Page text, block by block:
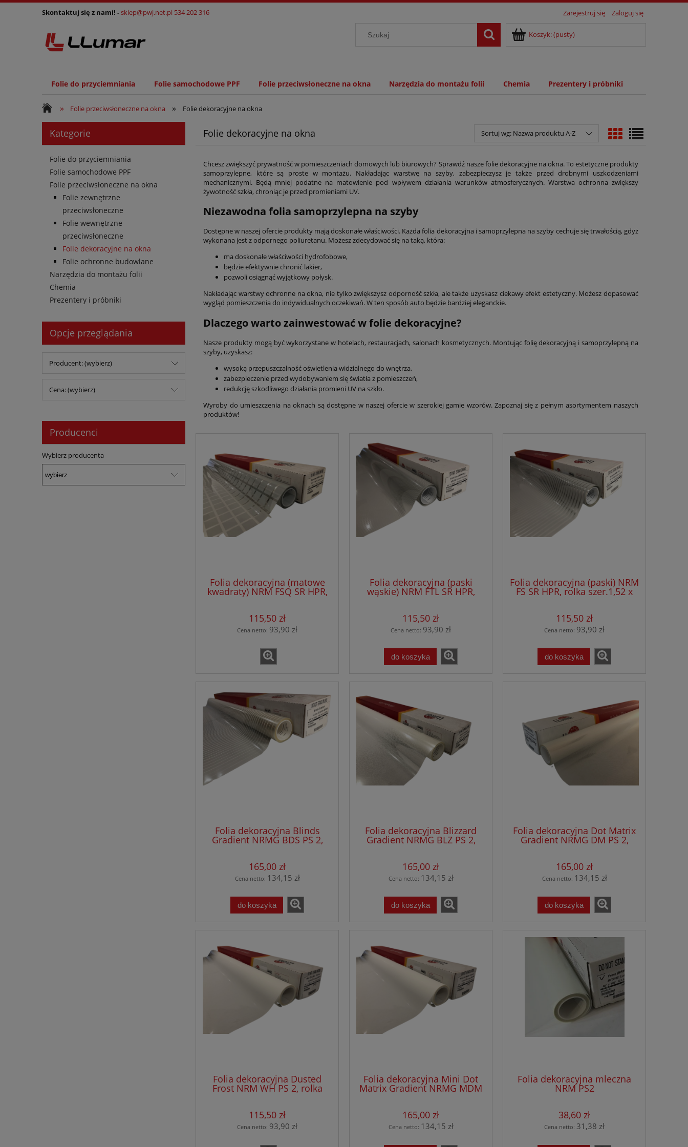
Skontaktuj się z nami! -sklep@pwj.net.pl 534 202 316 Zarejestruj się Zaloguj się
Koszyk:(pusty)
Folie do przyciemniania Folie samochodowe PPF Folie przeciwsłoneczne na okna Narzędzia do montażu folii Chemia Prezentery i próbniki
» Folie przeciwsłoneczne na okna » Folie dekoracyjne na okna
Kategorie
Folie do przyciemniania
Folie samochodowe PPF
Folie przeciwsłoneczne na okna
Folie zewnętrzne
przeciwsłoneczne
Folie wewnętrzne
przeciwsłoneczne
Folie dekoracyjne na okna
Folie ochronne budowlane
Narzędzia do montażu folii
Chemia
Prezentery i próbniki
Opcje przeglądania
Producent: (wybierz)
Cena: (wybierz)
Producenci
Wybierz producenta
Folie dekoracyjne na okna Sortuj wg: Nazwa produktu A-Z
Chcesz zwiększyć prywatność w pomieszczeniach domowych lub biurowych? Sprawdź nasze folie dekoracyjne na okna. To estetyczne produkty
samoprzylepne, które są proste w montażu. Nakładając warstwę na szyby, zabezpieczysz je także przed drobnymi uszkodzeniami
mechanicznymi. Będą mniej podatne na matowienie pod wpływem działania warunków atmosferycznych. Warstwa ochronna zwiększy
żywotność szkła, chroniąc je przed promieniami UV.
Niezawodna folia samoprzylepna na szyby
Dostępne w naszej ofercie produkty mają doskonałe właściwości. Każda folia dekoracyjna i samoprzylepna na szyby cechuje się trwałością, gdyż
wykonana jest z odpornego poliuretanu. Możesz zdecydować się na taką, która:
ma doskonałe właściwości hydrofobowe,
będzie efektywnie chronić lakier,
pozwoli osiągnąć wyjątkowy połysk.
Nakładając warstwy ochronne na okna, nie tylko zwiększysz odporność szkła, ale także uzyskasz ciekawy efekt estetyczny. Możesz dopasować
wygląd pomieszczenia do indywidualnych oczekiwań. W ten sposób auto będzie bardziej eleganckie.
Dlaczego warto zainwestować w folie dekoracyjne?
Nasze produkty mogą być wykorzystane w hotelach, restauracjach, salonach kosmetycznych. Montując folię dekoracyjną i samoprzylepną na
szyby, uzyskasz:
wysoką przepuszczalność oświetlenia widzialnego do wnętrza,
zabezpieczenie przed wydobywaniem się światła z pomieszczeń,
redukcję szkodliwego działania promieni UV na szkło.
Wyroby do umieszczenia na oknach są dostępne w naszej ofercie w szerokiej gamie wzorów. Zapoznaj się z pełnym asortymentem naszych
produktów!
Folia dekoracyjna (matowe
kwadraty) NRM FSQ SR HPR,
rolka szer.1,52 x 30,50 mb
115,50 zł
Cena netto: 93,90 zł
Folia dekoracyjna (paski
wąskie) NRM FTL SR HPR,
rolka szer.1,52 x 30,50 mb
115,50 zł
Cena netto: 93,90 zł
do koszyka
Folia dekoracyjna (paski) NRM
FS SR HPR, rolka szer.1,52 x
115,50 zł
Cena netto: 93,90 zł
do koszyka
Folia dekoracyjna Blinds
Gradient NRMG BDS PS 2,
165,00 zł
Cena netto: 134,15 zł
do koszyka
Folia dekoracyjna Blizzard
Gradient NRMG BLZ PS 2,
165,00 zł
Cena netto: 134,15 zł
do koszyka
Folia dekoracyjna Dot Matrix
Gradient NRMG DM PS 2,
165,00 zł
Cena netto: 134,15 zł
do koszyka
Folia dekoracyjna Dusted
Frost NRM WH PS 2, rolka
115,50 zł
Cena netto: 93,90 zł
Folia dekoracyjna Mini Dot
Matrix Gradient NRMG MDM
165,00 zł
Cena netto: 134,15 zł
Folia dekoracyjna mleczna
NRM PS2
38,60 zł
Cena netto: 31,38 zł